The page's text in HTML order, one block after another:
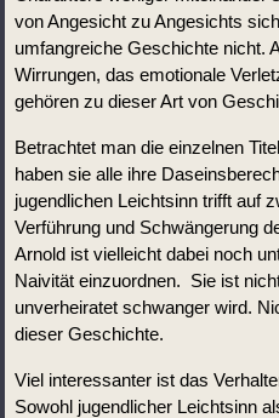
von Angesicht zu Angesichts
umfangreiche Geschichte nicht.
Wirrungen, das emotionale
gehören zu dieser Art von
Betrachtet man die einzelnen
haben sie alle ihre
jugendlichen Leichtsinn trifft auf
Verführung und Schwängerung
Arnold ist vielleicht dabei noch
Naivität einzuordnen.  Sie ist
unverheiratet schwanger wird.
dieser Geschichte.
Viel interessanter ist das
Sowohl jugendlicher Leichtsinn